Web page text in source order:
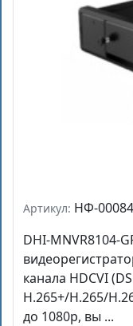
Артикул: НФ-
DHI-MNVR8104-
канала HDCVI
H.265+/H.265/
до 1080р, вы ...